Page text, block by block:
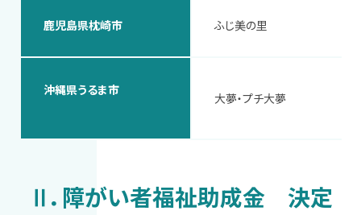
鹿児島県枕崎市 ふじ美の里
沖縄県うるま市
大夢・プチ大夢
Ⅱ．障がい者福祉助成金 決定